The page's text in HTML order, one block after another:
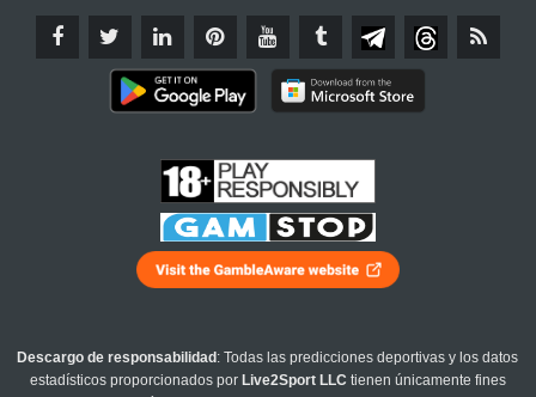
Descargo de responsabilidad : Todas las predicciones deportivas y los datos
estadísticos proporcionados por Live2Sport LLC tienen únicamente fines